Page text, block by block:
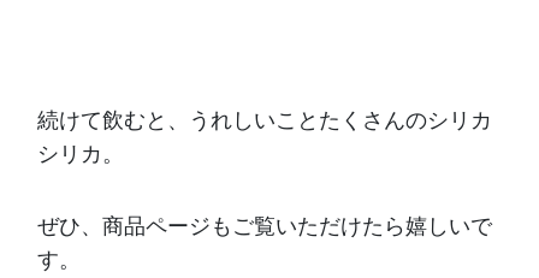
続けて飲むと、うれしいことたくさんのシリカ
シリカ。
ぜひ、商品ページもご覧いただけたら嬉しいで
す。